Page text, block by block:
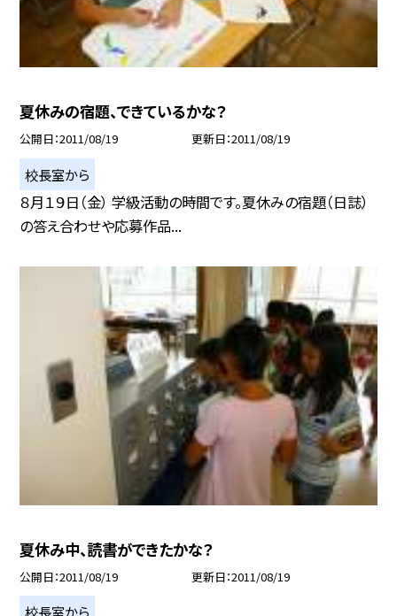
夏休みの宿題、できているかな？
公開日 2011/08/19 更新日 2011/08/19
校長室から
８月１９日（金） 学級活動の時間です。夏休みの宿題（日誌）
の答え合わせや応募作品...
夏休み中、読書ができたかな？
公開日 2011/08/19 更新日 2011/08/19
校長室から